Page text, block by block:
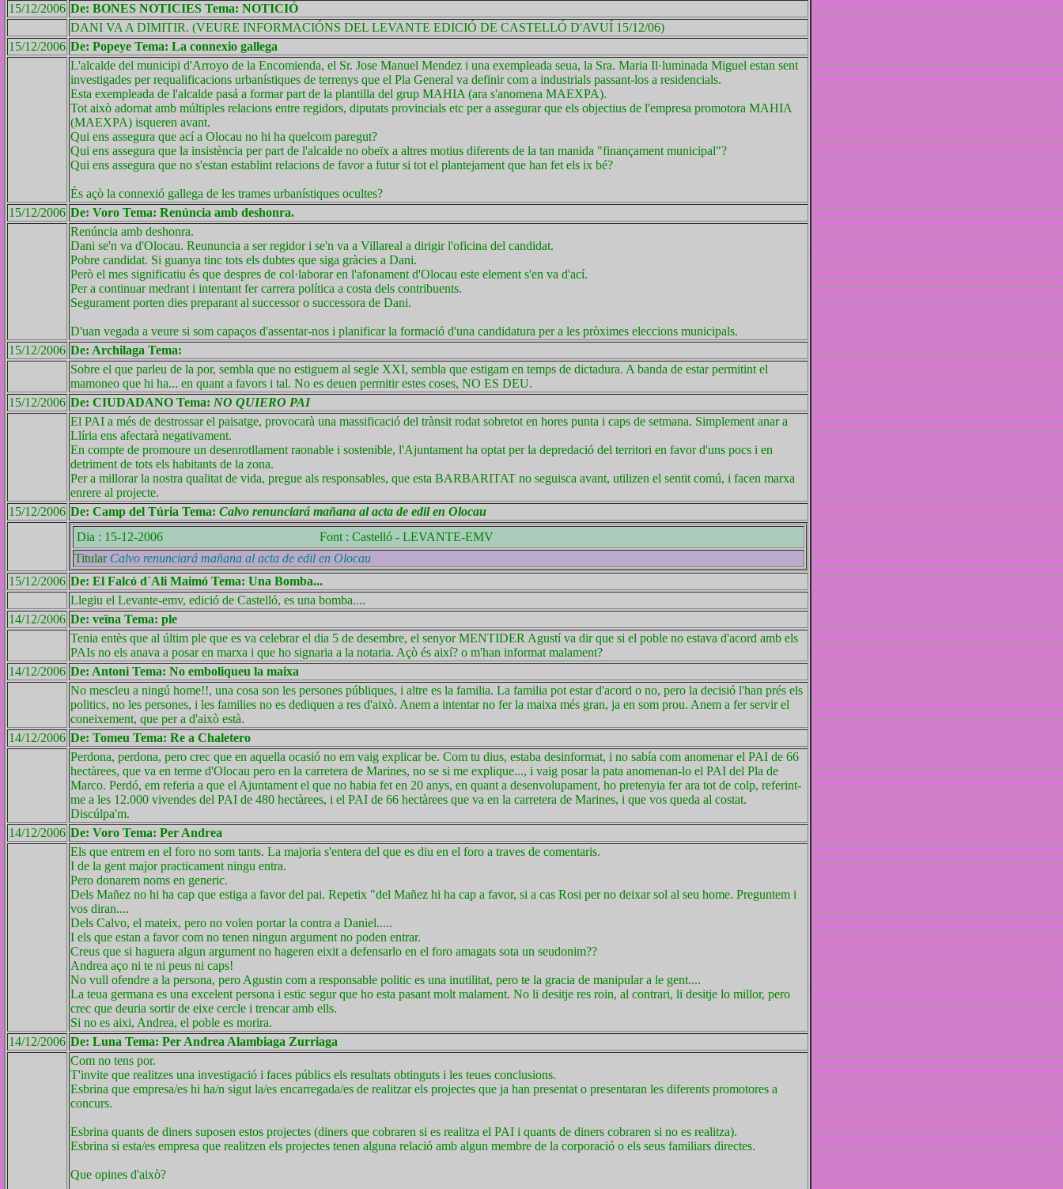
15/12/2006 De: BONES NOTICIES Tema: NOTICIÓ
DANI VA A DIMITIR. (VEURE INFORMACIÓNS DEL LEVANTE EDICIÓ DE CASTELLÓ D'AVUÍ 15/12/06)
15/12/2006 De: Popeye Tema: La connexio gallega
L'alcalde del municipi d'Arroyo de la Encomienda, el Sr. Jose Manuel Mendez i una exempleada seua, la Sra. Maria Il·luminada Miguel estan sent
investigades per requalificacions urbanístiques de terrenys que el Pla General va definir com a industrials passant-los a residencials.
Esta exempleada de l'alcalde pasá a formar part de la plantilla del grup MAHIA (ara s'anomena MAEXPA).
Tot això adornat amb múltiples relacions entre regidors, diputats provincials etc per a assegurar que els objectius de l'empresa promotora MAHIA
(MAEXPA) isqueren avant.
Qui ens assegura que ací a Olocau no hi ha quelcom paregut?
Qui ens assegura que la insistència per part de l'alcalde no obeïx a altres motius diferents de la tan manida "finançament municipal"?
Qui ens assegura que no s'estan establint relacions de favor a futur si tot el plantejament que han fet els ix bé?
És açò la connexió gallega de les trames urbanístiques ocultes?
15/12/2006 De: Voro Tema: Renúncia amb deshonra.
Renúncia amb deshonra.
Dani se'n va d'Olocau. Reununcia a ser regidor i se'n va a Villareal a dirigir l'oficina del candidat.
Pobre candidat. Si guanya tinc tots els dubtes que siga gràcies a Dani.
Però el mes significatiu és que despres de col·laborar en l'afonament d'Olocau este element s'en va d'ací.
Per a continuar medrant i intentant fer carrera política a costa dels contribuents.
Segurament porten dies preparant al successor o successora de Dani.
D'uan vegada a veure si som capaços d'assentar-nos i planificar la formació d'una candidatura per a les pròximes eleccions municipals.
15/12/2006 De: Archilaga Tema:
Sobre el que parleu de la por, sembla que no estiguem al segle XXI, sembla que estigam en temps de dictadura. A banda de estar permitint el
mamoneo que hi ha... en quant a favors i tal. No es deuen permitir estes coses, NO ES DEU.
15/12/2006 De: CIUDADANO Tema: NO QUIERO PAI
El PAI a més de destrossar el paisatge, provocarà una massificació del trànsit rodat sobretot en hores punta i caps de setmana. Simplement anar a
Llíria ens afectarà negativament.
En compte de promoure un desenrotllament raonable i sostenible, l'Ajuntament ha optat per la depredació del territori en favor d'uns pocs i en
detriment de tots els habitants de la zona.
Per a millorar la nostra qualitat de vida, pregue als responsables, que esta BARBARITAT no seguisca avant, utilizen el sentit comú, i facen marxa
enrere al projecte.
15/12/2006 De: Camp del Túria Tema: Calvo renunciará mañana al acta de edil en Olocau
Dia : 15-12-2006
Font : Castelló - LEVANTE-EMV
Titular Calvo renunciará mañana al acta de edil en Olocau
15/12/2006 De: El Falcó d´Ali Maimó Tema: Una Bomba...
Llegiu el Levante-emv, edició de Castelló, es una bomba....
14/12/2006 De: veïna Tema: ple
Tenia entès que al últim ple que es va celebrar el dia 5 de desembre, el senyor MENTIDER Agustí va dir que si el poble no estava d'acord amb els
PAIs no els anava a posar en marxa i que ho signaria a la notaria. Açò és així? o m'han informat malament?
14/12/2006 De: Antoni Tema: No emboliqueu la maixa
No mescleu a ningú home!!, una cosa son les persones públiques, i altre es la familia. La familia pot estar d'acord o no, pero la decisió l'han prés els
politics, no les persones, i les families no es dediquen a res d'això. Anem a intentar no fer la maixa més gran, ja en som prou. Anem a fer servir el
coneixement, que per a d'això està.
14/12/2006 De: Tomeu Tema: Re a Chaletero
Perdona, perdona, pero crec que en aquella ocasió no em vaig explicar be. Com tu dius, estaba desinformat, i no sabía com anomenar el PAI de 66
hectàrees, que va en terme d'Olocau pero en la carretera de Marines, no se si me explique..., i vaig posar la pata anomenan-lo el PAI del Pla de
Marco. Perdó, em referia a que el Ajuntament el que no habia fet en 20 anys, en quant a desenvolupament, ho pretenyia fer ara tot de colp, referint-
me a les 12.000 vivendes del PAI de 480 hectàrees, i el PAI de 66 hectàrees que va en la carretera de Marines, i que vos queda al costat.
Discúlpa'm.
14/12/2006 De: Voro Tema: Per Andrea
Els que entrem en el foro no som tants. La majoria s'entera del que es diu en el foro a traves de comentaris.
I de la gent major practicament ningu entra.
Pero donarem noms en generic.
Dels Mañez no hi ha cap que estiga a favor del pai. Repetix "del Mañez hi ha cap a favor, si a cas Rosi per no deixar sol al seu home. Preguntem i
vos diran....
Dels Calvo, el mateix, pero no volen portar la contra a Daniel.....
I els que estan a favor com no tenen ningun argument no poden entrar.
Creus que si haguera algun argument no hageren eixit a defensarlo en el foro amagats sota un seudonim??
Andrea aço ni te ni peus ni caps!
No vull ofendre a la persona, pero Agustin com a responsable politic es una inutilitat, pero te la gracia de manipular a le gent....
La teua germana es una excelent persona i estic segur que ho esta pasant molt malament. No li desitje res roin, al contrari, li desitje lo millor, pero
crec que deuria sortir de eixe cercle i trencar amb ells.
Si no es aixi, Andrea, el poble es morira.
14/12/2006 De: Luna Tema: Per Andrea Alambiaga Zurriaga
Com no tens por.
T'invite que realitzes una investigació i faces públics els resultats obtinguts i les teues conclusions.
Esbrina que empresa/es hi ha/n sigut la/es encarregada/es de realitzar els projectes que ja han presentat o presentaran les diferents promotores a
concurs.
Esbrina quants de diners suposen estos projectes (diners que cobraren si es realitza el PAI i quants de diners cobraren si no es realitza).
Esbrina si esta/es empresa que realitzen els projectes tenen alguna relació amb algun membre de la corporació o els seus familiars directes.
Que opines d'això?